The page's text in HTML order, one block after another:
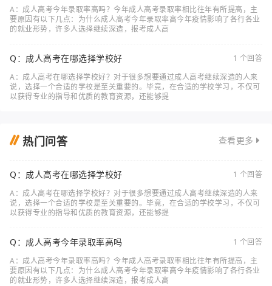
A：成人高考今年录取率高吗？今年成人高考录取率相比往年有所提高，主
要原因有以下几点：为什么成人高考今年录取率高今年疫情影响了各行各业
的就业形势，许多人选择继续深造，报考成人高
Q：成人高考在哪选择学校好
1 个回答
A：成人高考在哪选择学校好？对于很多想要通过成人高考继续深造的人来
说，选择一个合适的学校是至关重要的。毕竟，在合适的学校学习，不仅可
以获得专业的指导和优质的教育资源，还能够提
热门问答 查看更多
Q：成人高考在哪选择学校好
1 个回答
A：成人高考在哪选择学校好？对于很多想要通过成人高考继续深造的人来
说，选择一个合适的学校是至关重要的。毕竟，在合适的学校学习，不仅可
以获得专业的指导和优质的教育资源，还能够提
Q：成人高考今年录取率高吗
1 个回答
A：成人高考今年录取率高吗？今年成人高考录取率相比往年有所提高，主
要原因有以下几点：为什么成人高考今年录取率高今年疫情影响了各行各业
的就业形势，许多人选择继续深造，报考成人高